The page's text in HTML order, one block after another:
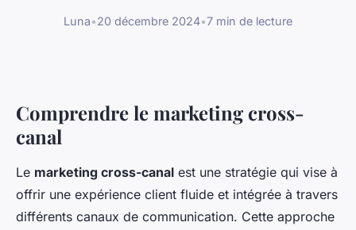
Luna•20 décembre 2024•7 min de lecture
Comprendre le marketing cross-
canal
Le marketing cross-canal est une stratégie qui vise à
offrir une expérience client fluide et intégrée à travers
différents canaux de communication. Cette approche